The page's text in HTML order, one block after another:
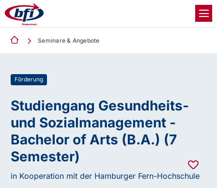
Seminare & Angebote
Förderung
Studiengang Gesundheits-
und Sozialmanagement -
Bachelor of Arts (B.A.) (7
Semester)
in Kooperation mit der Hamburger Fern-Hochschule